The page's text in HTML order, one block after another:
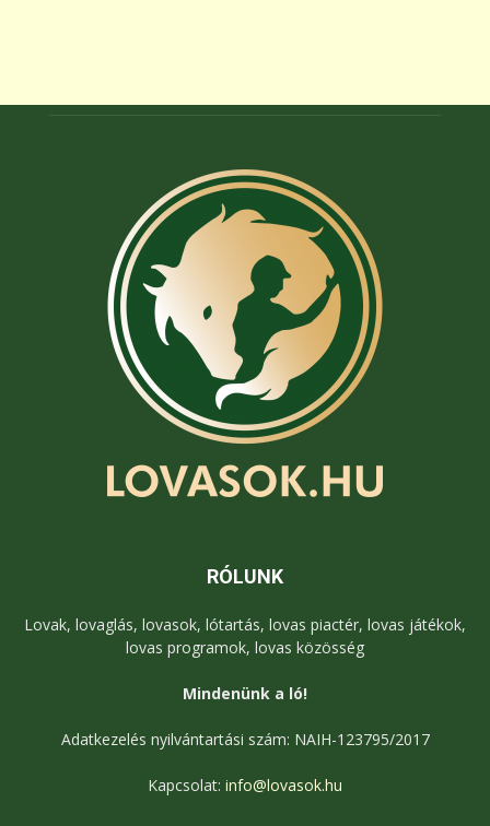
RÓLUNK
Lovak, lovaglás, lovasok, lótartás, lovas piactér, lovas játékok,
lovas programok, lovas közösség
Mindenünk a ló!
Adatkezelés nyilvántartási szám: NAIH-123795/2017
Kapcsolat: info@lovasok.hu